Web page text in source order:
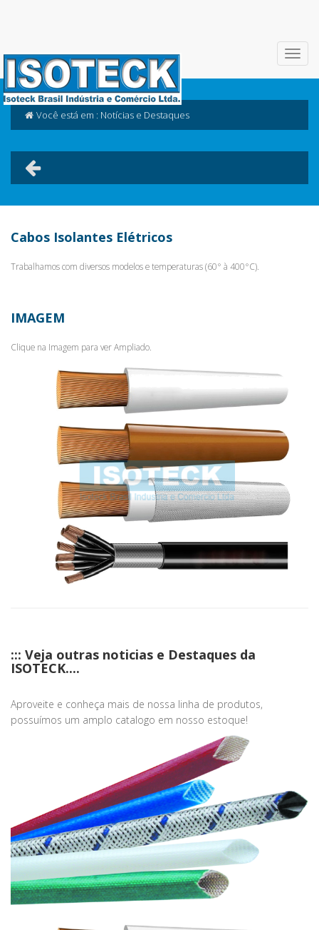
Você está em : Notícias e Destaques
Cabos Isolantes Elétricos
Trabalhamos com diversos modelos e temperaturas (60° à 400°C).
IMAGEM
Clique na Imagem para ver Ampliado.
::: Veja outras noticias e Destaques da
ISOTECK....
Aproveite e conheça mais de nossa linha de produtos,
possuímos um amplo catalogo em nosso estoque!